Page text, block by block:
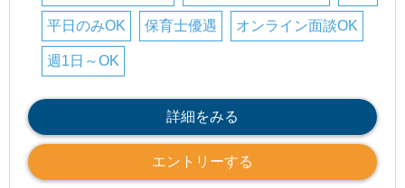
平日のみOK 保育士優遇 オンライン面談OK
週1日～OK
詳細をみる
エントリーする